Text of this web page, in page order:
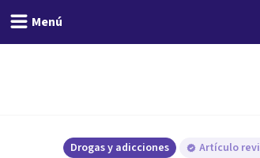
Menú
Drogas y adicciones Artículo